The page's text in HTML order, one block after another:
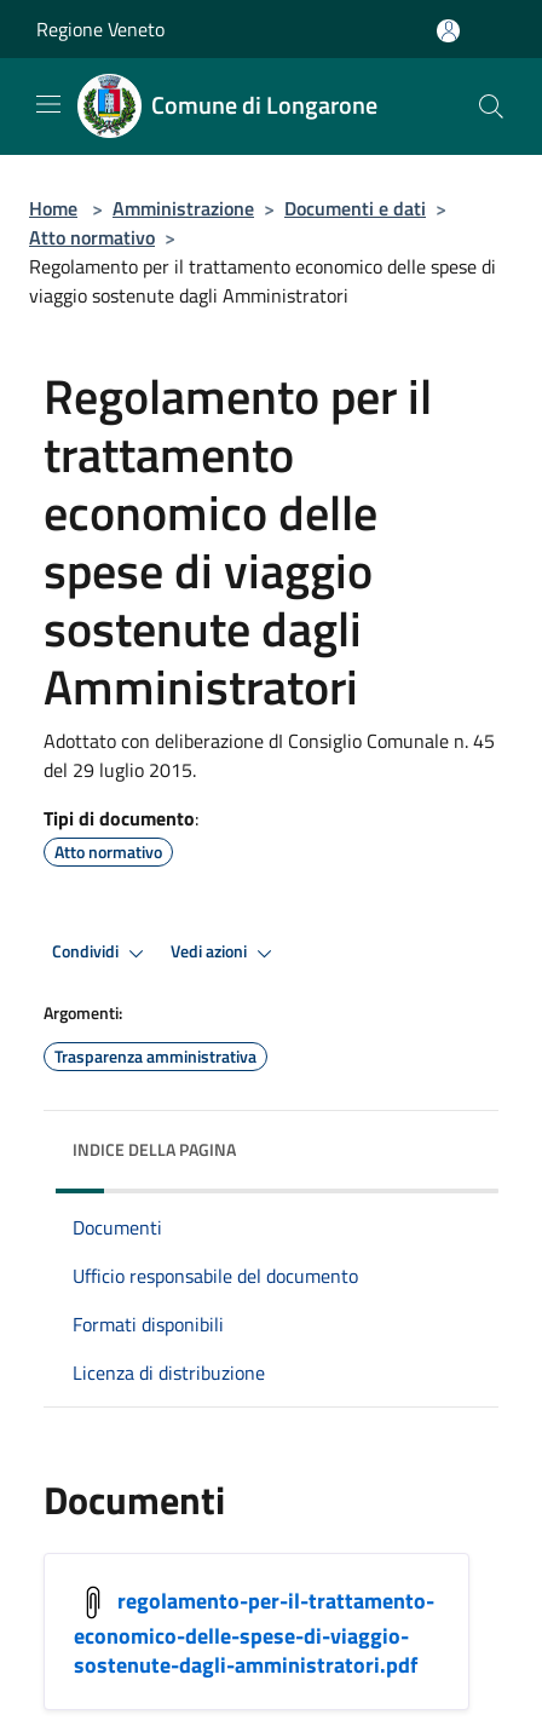
Regione Veneto
Comune di Longarone
Home > Amministrazione > Documenti e dati >
Atto normativo >
Regolamento per il trattamento economico delle spese di
viaggio sostenute dagli Amministratori
Regolamento per il
trattamento
economico delle
spese di viaggio
sostenute dagli
Amministratori
Adottato con deliberazione dI Consiglio Comunale n. 45
del 29 luglio 2015.
Tipi di documento:
Atto normativo
Condividi Vedi azioni
Argomenti:
Trasparenza amministrativa
INDICE DELLA PAGINA
Documenti
Ufficio responsabile del documento
Formati disponibili
Licenza di distribuzione
Documenti
regolamento-per-il-trattamento-
economico-delle-spese-di-viaggio-
sostenute-dagli-amministratori.pdf